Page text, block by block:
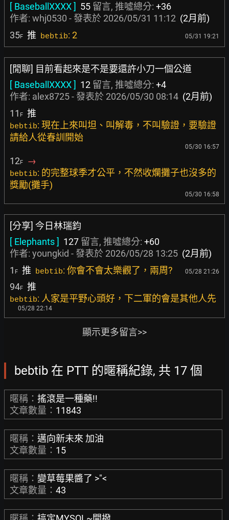
[ BaseballXXXX ] 55 留言, 推噓總分: +36
作者: whj0530 - 發表於 2026/05/31 11:12 (2月前)
35F 推 bebtib: 2 05/31 19:21
[閒聊] 目前看起來是不是要還許小刀一個公道
[ BaseballXXXX ] 12 留言, 推噓總分: +4
作者: alex8725- 發表於 2026/05/30 08:14 (2月前)
11 F 推
bebtib: 現在上來叫坦、叫解毒，不叫驗證，要驗證
請給人從春訓開始
05/30 16:57
12F →
bebtib: 的完整球季才公平，不然收爛攤子也沒多的
獎勵(攤手)
05/30 16:58
[分享] 今日林瑞鈞
[ Elephants ] 127 留言, 推噓總分: +60
作者: youngkid - 發表於 2026/05/28 13:25 (2月前)
1 F 推 bebtib: 你會不會太樂觀了，兩周? 05/28 21:26
94F 推
bebtib: 人家是平野心頭好，下二軍的會是其他人先
05/28 22:14
顯示更多留言>>
bebtib 在 PTT 的暱稱紀錄, 共 17 個
暱稱： 搖滾是一種藥!!
文章數量： 11843
暱稱： 邁向新未來 加油
文章數量： 15
暱稱： 變草莓果醬了 >"<
文章數量： 43